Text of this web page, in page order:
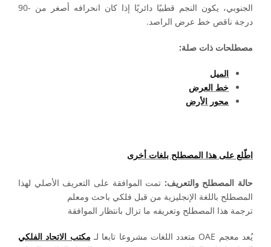
الجنوبي، يكون النجم قطبيًا دائريًا إذا كان انحرافه أصغر من -90
درجة ناقص خط عرض الراصد.
مصطلحات ذات صلة:
الميل
خط العرض
محور الأرض
اطّلع على هذا المصطلح بلغات أخرى
حالة المصطلح والتعريف: تمت الموافقة على التعريف الأصلي لهذا
المصطلح باللغة الإنجليزية من قبل فلكي باحث ومعلم
ترجمة هذا المصطلح وتعريفه ما تزال بانتظار الموافقة
يُعد معجم OAE متعدد اللغات مشروعا تابعا لـ
مكتب الاتحاد الفلكي